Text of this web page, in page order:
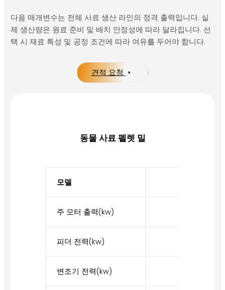
다음 매개변수는 전체 사료 생산 라인의 정격 출력입니다. 실
제 생산량은 원료 준비 및 배치 안정성에 따라 달라집니다. 선
택 시 재료 특성 및 공정 조건에 따라 여유를 두어야 합니다.
견적 요청
동물 사료 펠렛 밀
모델
주 모터 출력(kw)
피더 전력(kw)
변조기 전력(kw)